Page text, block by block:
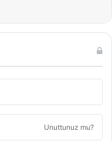
Unuttunuz mu?